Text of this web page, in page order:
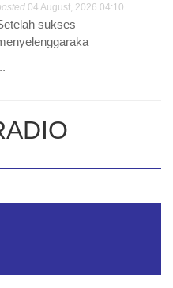
04 August, 2026 04:10
sukses